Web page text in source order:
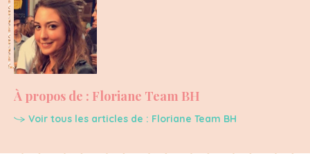
À propos de : Floriane Team BH
Voir tous les articles de : Floriane Team BH